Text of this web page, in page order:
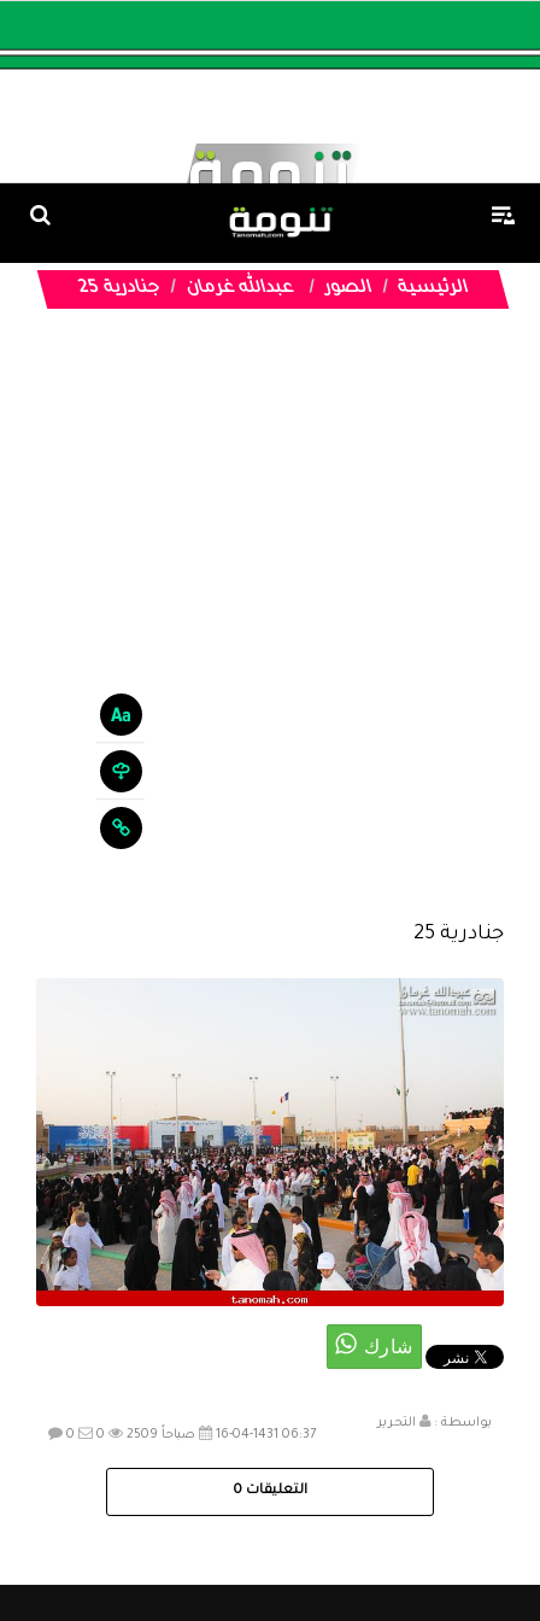
الرئيسية الصور عبدالله غرمان جنادرية 25
جنادرية 25
بواسطة :
التحرير
16-04-1431 06:37 صباحاً
0 0 2509
التعليقات 0